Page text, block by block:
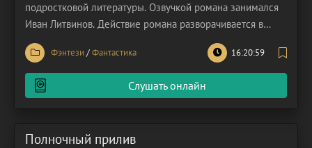
подростковой литературы. Озвучкой романа занимался
Иван Литвинов. Действие романа разворачивается в
альтернативном мире, поразительно похожем на наш,
но имеющем ряд ключевых отличий. Главное из них –
Демоны. Каждый человек в этом мире имеет демона
Фэнтези /Фантастика 16:20:59
Слушать онлайн
Полночный прилив